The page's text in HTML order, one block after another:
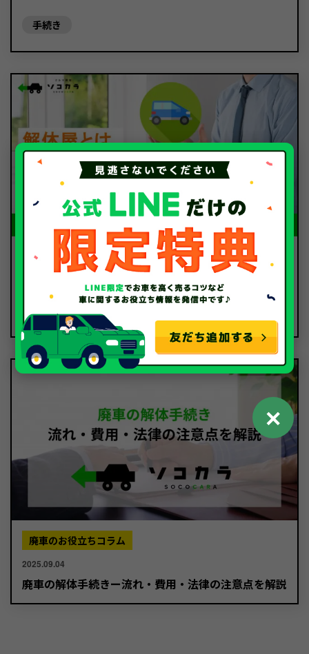
手続き
廃車のお役立ちコラム
車の解体屋とは？車処分で利用するメリットや流れな
どを解説
廃車のお役立ちコラム
2025.09.04
廃車の解体手続きー流れ・費用・法律の注意点を解説
✕